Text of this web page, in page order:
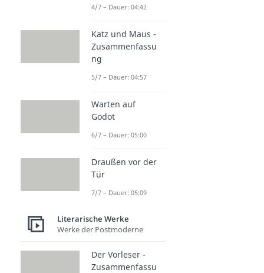
4/7 – Dauer: 04:42
Katz und Maus -
Zusammenfassu
ng
5/7 – Dauer: 04:57
Warten auf
Godot
6/7 – Dauer: 05:00
Draußen vor der
Tür
7/7 – Dauer: 05:09
Literarische Werke
Werke der Postmoderne
Der Vorleser -
Zusammenfassu